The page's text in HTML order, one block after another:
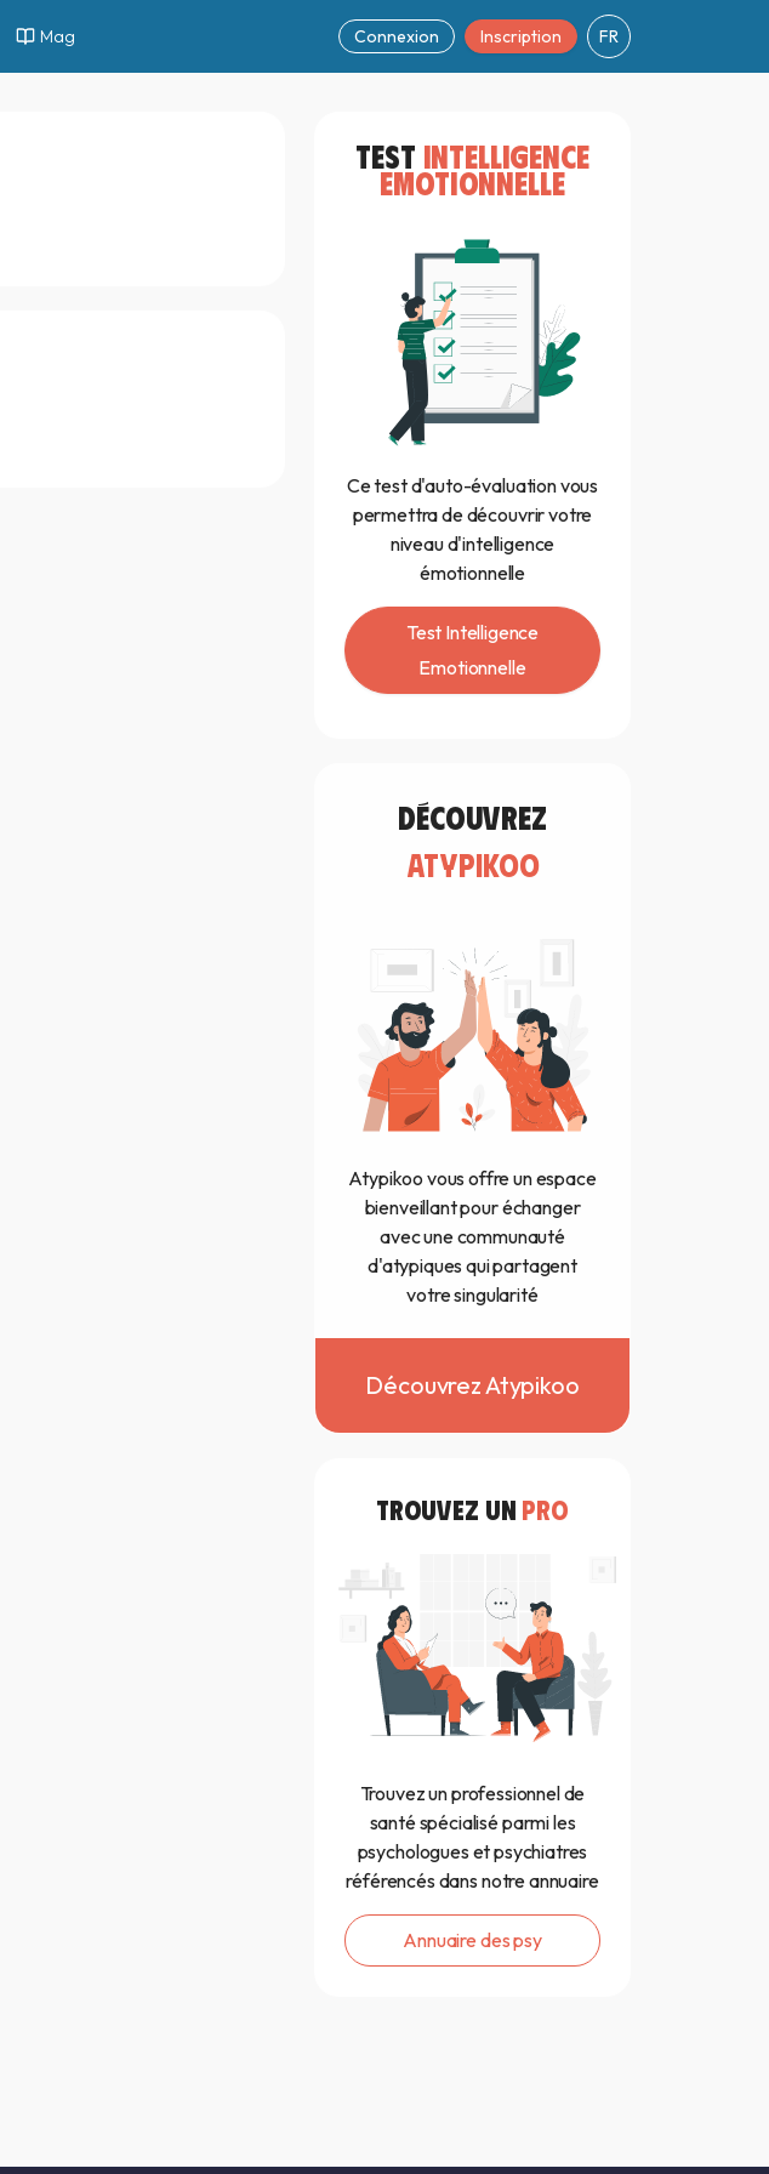
Connexion Inscription FR
Mag
TEST INTELLIGENCE
EMOTIONNELLE
Ce test d'auto-évaluation vous
permettra de découvrir votre
niveau d'intelligence
émotionnelle
Test Intelligence
Emotionnelle
découvrez
atypikoo
Atypikoo vous offre un espace
bienveillant pour échanger
avec une communauté
d'atypiques qui partagent
votre singularité
Découvrez Atypikoo
TROUVEZ UN PRO
Trouvez un professionnel de
santé spécialisé parmi les
psychologues et psychiatres
référencés dans notre annuaire
Annuaire des psy